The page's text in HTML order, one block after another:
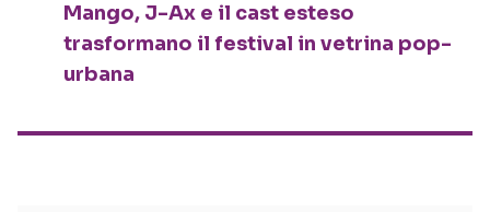
Mango, J-Ax e il cast esteso
trasformano il festival in vetrina pop-
urbana